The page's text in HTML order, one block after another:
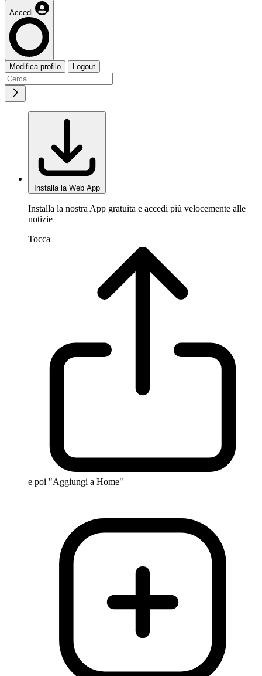
Accedi
Modifica profilo Logout
Installa la Web App
Installa la nostra App gratuita e accedi più velocemente alle
notizie
Tocca
e poi "Aggiungi a Home"